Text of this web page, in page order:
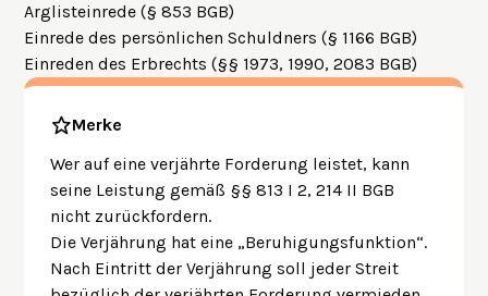
Arglisteinrede (§ 853 BGB)
Einrede des persönlichen Schuldners (§ 1166 BGB)
Einreden des Erbrechts (§§ 1973, 1990, 2083 BGB)
Merke
Wer auf eine verjährte Forderung leistet, kann
seine Leistung gemäß §§ 813 I 2, 214 II BGB
nicht zurückfordern.
Die Verjährung hat eine „Beruhigungsfunktion“.
Nach Eintritt der Verjährung soll jeder Streit